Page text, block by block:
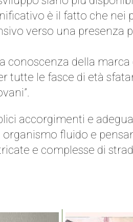
è il fatto che nei
verso una presenza
conoscenza della
tutte le fasce di età
accorgimenti e
fluido e
e complesse di